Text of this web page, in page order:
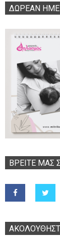
ΔΩΡΕΑΝ
ΒΡΕΊΤΕ ΜΑΣ